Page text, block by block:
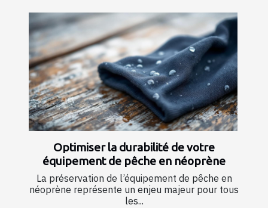
Optimiser la durabilité de votre
équipement de pêche en néoprène
La préservation de l’équipement de pêche en
néoprène représente un enjeu majeur pour tous
les...